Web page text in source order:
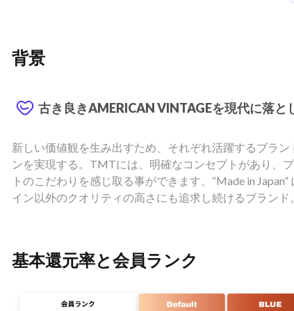
背景
古き良きAMERICAN VINTAGEを現代に落と
新しい価値観を生み出すため、それぞれ活躍するブラ
ンを実現する。TMTには、明確なコンセプトがあり、
トのこだわりを感じ取る事ができます。“Made in
イン以外のクオリティの高さにも追求し続けるブランド。
基本還元率と会員ランク